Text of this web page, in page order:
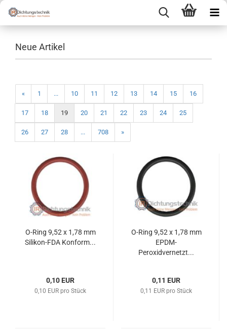
Neue Artikel
« 1 ... 10 11 12 13 14 15 16
17 18 19 20 21 22 23 24 25
26 27 28 ... 708 »
O-Ring 9,52 x 1,78 mm
Silikon-FDA Konform...
0,10 EUR
0,10 EUR pro Stück
O-Ring 9,52 x 1,78 mm
EPDM-
Peroxidvernetzt...
0,11 EUR
0,11 EUR pro Stück